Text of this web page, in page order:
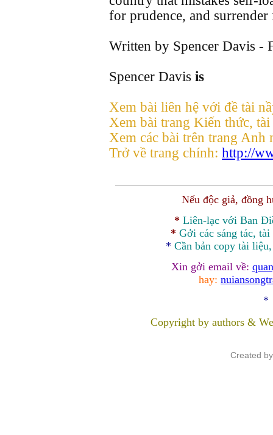
for prudence, and surrender
Written by Spencer Davis -
Spencer Davis is
Xem bài liên hệ với đề tài
Xem bài trang Kiến thức,
Xem các bài trên trang Anh
Trở về trang chính: http://
Nếu độc giả, đồng
* Liên-lạc với Ban
* Gởi các sáng tác,
* Cần bản copy tài
Xin gởi email về:
hay:
*
Copyright by authors &
Created